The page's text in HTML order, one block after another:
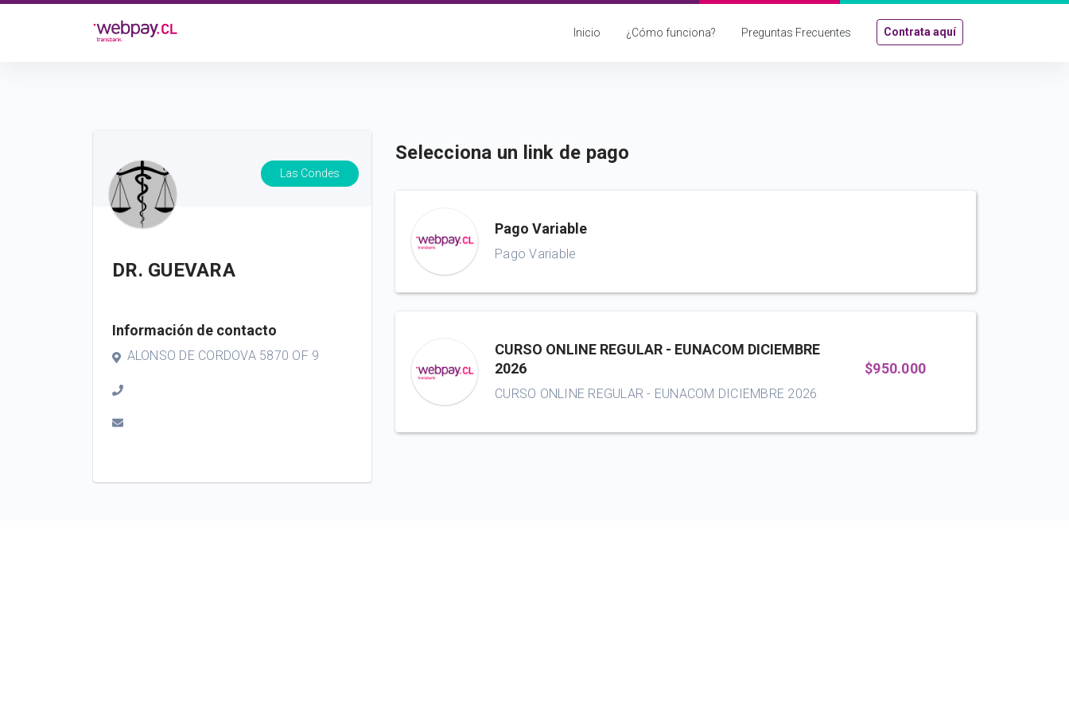
Inicio ¿Cómo funciona? Preguntas Frecuentes Contrata aquí
Las Condes
DR. GUEVARA
Información de contacto
ALONSO DE CORDOVA 5870 OF 9
Selecciona un link de pago
Pago Variable
Pago Variable
CURSO ONLINE REGULAR - EUNACOM DICIEMBRE
2026
CURSO ONLINE REGULAR - EUNACOM DICIEMBRE 2026
$950.000